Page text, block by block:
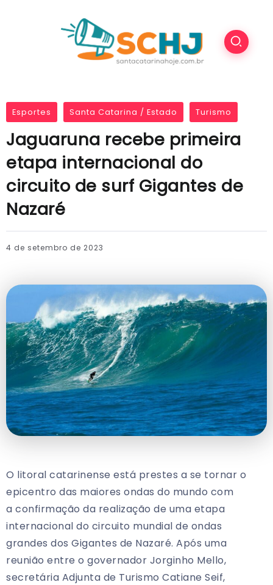
Esportes Santa Catarina / Estado Turismo
Jaguaruna recebe primeira
etapa internacional do
circuito de surf Gigantes de
Nazaré
4 de setembro de 2023
O litoral catarinense está prestes a se tornar o
epicentro das maiores ondas do mundo com
a confirmação da realização de uma etapa
internacional do circuito mundial de ondas
grandes dos Gigantes de Nazaré. Após uma
reunião entre o governador Jorginho Mello,
secretária Adjunta de Turismo Catiane Seif,